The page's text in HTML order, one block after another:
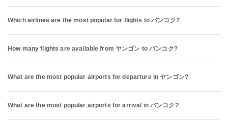
Which airlines are the most popular for flights to バンコク?
How many flights are available from ヤンゴン to バンコク?
What are the most popular airports for departure in ヤンゴン?
What are the most popular airports for arrival in バンコク?